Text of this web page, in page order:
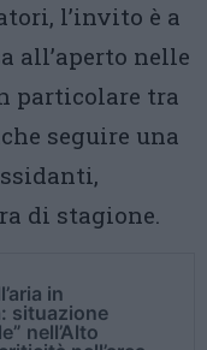
l’invito è a
all’aperto nelle
particolare tra
seguire una
di stagione.